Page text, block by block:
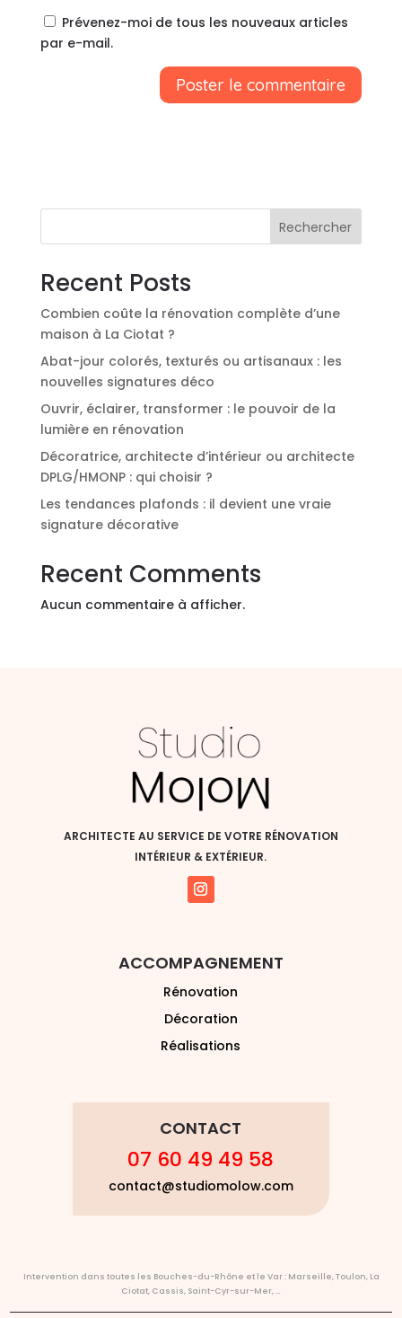
Prévenez-moi de tous les nouveaux articles
par e-mail.
i
e
:
Rechercher
Recent Posts
Combien coûte la rénovation complète d’une
maison à La Ciotat ?
Abat-jour colorés, texturés ou artisanaux : les
nouvelles signatures déco
Ouvrir, éclairer, transformer : le pouvoir de la
lumière en rénovation
Décoratrice, architecte d’intérieur ou architecte
DPLG/HMONP : qui choisir ?
Les tendances plafonds : il devient une vraie
signature décorative
Recent Comments
Aucun commentaire à afficher.
ARCHITECTE AU SERVICE DE VOTRE RÉNOVATION
INTÉRIEUR & EXTÉRIEUR.
ACCOMPAGNEMENT
Rénovation
Décoration
Réalisations
CONTACT
07 60 49 49 58
contact@studiomolow.com
Intervention dans toutes les Bouches-du-Rhône et le Var : Marseille,Toulon, La
Ciotat, Cassis, Saint-Cyr-sur-Mer, …